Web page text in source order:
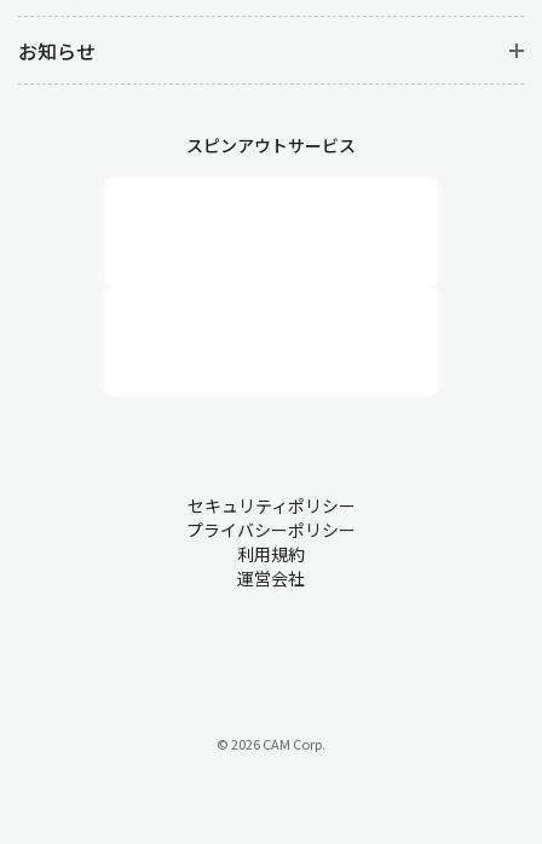
お知らせ
スピンアウトサービス
セキュリティポリシー
プライバシーポリシー
利用規約
運営会社
© 2026 CAM Corp.